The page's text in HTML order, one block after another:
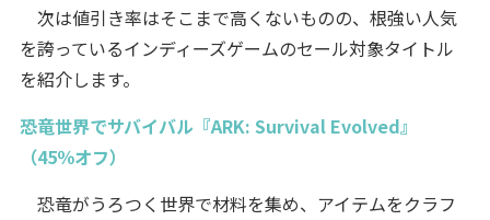
次は値引き率はそこまで高くないものの、根強い人気
を誇っているインディーズゲームのセール対象タイトル
を紹介します。
恐竜世界でサバイバル『ARK: Survival Evolved』
（45％オフ）
恐竜がうろつく世界で材料を集め、アイテムをクラフ